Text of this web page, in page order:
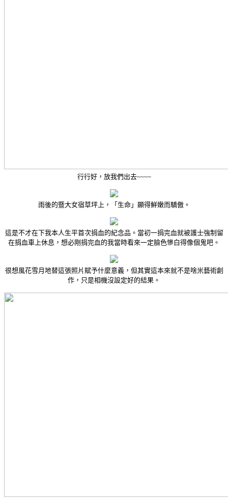
行行好，放我們出去~~~~
雨後的暨大女宿草坪上，「生命」顯得鮮嫩而驕傲。
這是不才在下我本人生平首次捐血的紀念品。當初一捐完血就被護士強制留
在捐血車上休息，想必剛捐完血的我當時看來一定臉色慘白得像個鬼吧。
很想風花雪月地替這張照片賦予什麼意義，但其實這本來就不是啥米藝術創
作，只是相機沒設定好的結果。